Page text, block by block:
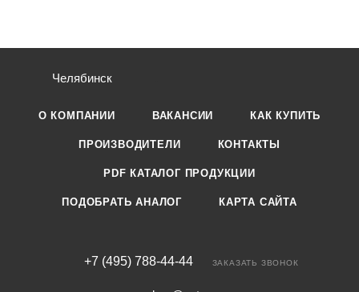
Челябинск
О КОМПАНИИ ВАКАНСИИ КАК КУПИТЬ
ПРОИЗВОДИТЕЛИ КОНТАКТЫ
PDF КАТАЛОГ ПРОДУКЦИИ
ПОДОБРАТЬ АНАЛОГ КАРТА САЙТА
+7 (495) 788-44-44 ЗАКАЗАТЬ ЗВОНОК